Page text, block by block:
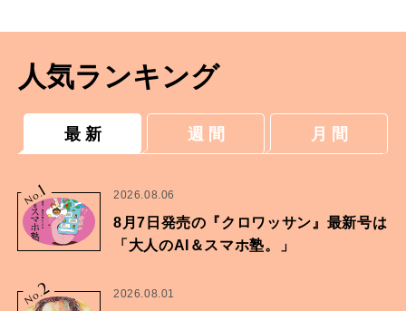
人気ランキング
最 新 週 間 月 間
No.
1 2026.08.06
8月7日発売の『クロワッサン』最新号は
「大人のAI＆スマホ塾。」
No.2 2026.08.01